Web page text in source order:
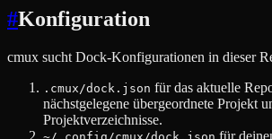
#Konfiguration
cmux sucht Dock-Konfigurationen in dieser
.cmux/dock.json für das aktuelle
nächstgelegene übergeordnete Projekt
Projektverzeichnisse.
für